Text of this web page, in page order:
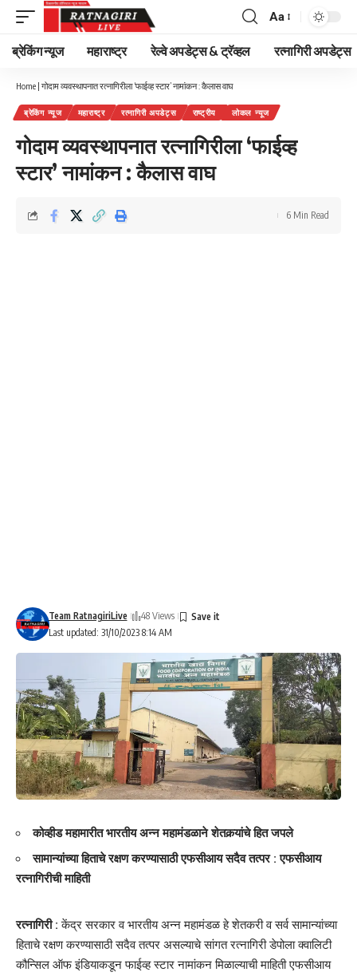
Font
Resizer
Aa
ब्रेकिंग न्यूज महाराष्ट्र रेल्वे अपडेट्स & ट्रॅव्हल रत्नागिरी अपडेट्स
Home | गोदाम व्यवस्थापनात रत्नागिरीला ‘फाईव्ह स्टार’ नामांकन : कैलास वाघ
ब्रेकिंग न्यूज महाराष्ट्र रत्नागिरी अपडेट्स राष्ट्रीय लोकल न्यूज
गोदाम व्यवस्थापनात रत्नागिरीला ‘फाईव्ह
स्टार’ नामांकन : कैलास वाघ
Last updated: 31/10/2023 8:14 AM
Team RatnagiriLive 48 Views
6 Min Read
कोव्हीड महामारीत भारतीय अन्न महामंडळाने शेतकर्‍यांचे हित जपले
सामान्यांच्या हिताचे रक्षण करण्यासाठी एफसीआय सदैव तत्पर : एफसीआय
रत्नागिरीची माहिती
रत्नागिरी : केंद्र सरकार व भारतीय अन्न महामंडळ हे शेतकरी व सर्व सामान्यांच्या
हिताचे रक्षण करण्यासाठी सदैव तत्पर असल्याचे सांगत रत्नागिरी डेपोला क्वालिटी
कौन्सिल ऑफ इंडियाकडून फाईव्ह स्टार नामांकन मिळाल्याची माहिती एफसीआय